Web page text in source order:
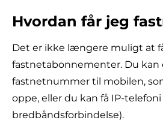
Hvordan får jeg
Det er ikke længere muligt at
fastnetabonnementer. Du
fastnetnummer til mobilen,
oppe, eller du kan få IP-
bredbåndsforbindelse).